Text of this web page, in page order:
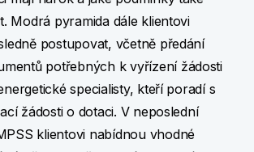
Modrá pyramida dále klientovi
postupovat, včetně předání
potřebných k vyřízení žádosti
specialisty, kteří poradí s
žádosti o dotaci. V neposlední
klientovi nabídnou vhodné